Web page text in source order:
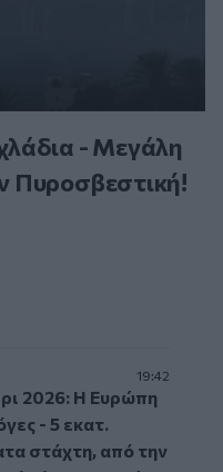
- Μεγάλη
Πυροσβεστική!
19:42
2026: Η Ευρώπη
- 5 εκατ.
στάχτη, από την